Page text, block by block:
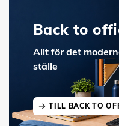
Back to
Allt för det
ställe
TILL BACK TO